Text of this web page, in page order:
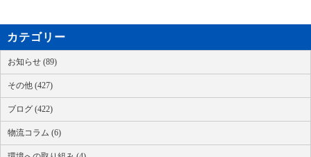
カテゴリー
お知らせ (89)
その他 (427)
ブログ (422)
物流コラム (6)